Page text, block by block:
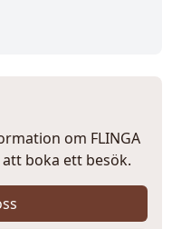
om FLINGA
att boka ett besök.